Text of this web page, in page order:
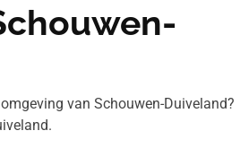
van Schouwen-Duiveland?